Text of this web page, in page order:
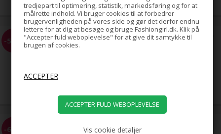
tredjepart til optimering, statistik, markedsføring og for at
målrette indhold. Vi bruger cookies til at forbedrer
brugervenligheden på vores side og gør det derfor endnu
lettere for at dig at besøge og bruge Fashiongirl.dk. Klik på
"Accepter fuld weboplevelse" for at give dit samtykke til
brugen af cookies.
Vis cookie detaljer
-51% Hestehale Spiral med rhinsten/
-68% EZ Combs elastisk hårkam -